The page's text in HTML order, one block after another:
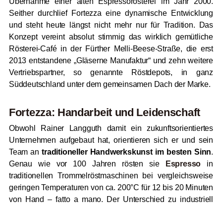
Seither durchlief Fortezza eine dynamische Entwicklung
und steht heute längst nicht mehr nur für Tradition. Das
Konzept vereint absolut stimmig das wirklich gemütliche
Rösterei-Café in der Fürther Melli-Beese-Straße, die erst
2013 entstandene „Gläserne Manufaktur“ und zehn weitere
Vertriebspartner, so genannte Röstdepots, in ganz
Süddeutschland unter dem gemeinsamen Dach der Marke.
Fortezza: Handarbeit und Leidenschaft
Obwohl Rainer Langguth damit ein zukunftsorientiertes
Unternehmen aufgebaut hat, orientieren sich er und sein
Team antraditioneller Handwerkskunst im besten Sinn.
Genau wie vor 100 Jahren rösten sie
Espresso in
traditionellen Trommelröstmaschinen bei vergleichsweise
geringen Temperaturen von ca. 200°C für 12 bis 20 Minuten
von Hand – fatto a mano. Der Unterschied zu industriell